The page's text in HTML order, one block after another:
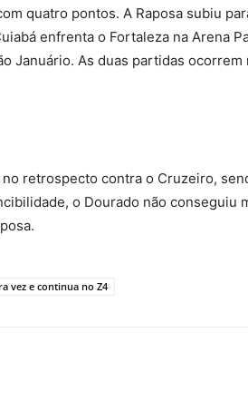
quatro pontos. A Raposa subiu
enfrenta o Fortaleza na Arena
Januário. As duas partidas
retrospecto contra o Cruzeiro,
o Dourado não conseguiu
vez e continua no Z4